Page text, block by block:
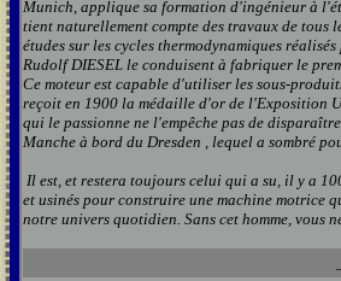
Munich, applique sa formation d'ingénieur à
tient naturellement compte des travaux de tous
études sur les cycles thermodynamiques
Rudolf DIESEL le conduisent à fabriquer le
Ce moteur est capable d'utiliser les sous-
reçoit en 1900 la médaille d'or de l'Exposition
qui le passionne ne l'empêche pas de
Manche à bord du Dresden , lequel a sombré
Il est, et restera toujours celui qui a su, il y a
et usinés pour construire une machine
notre univers quotidien. Sans cet homme, vous